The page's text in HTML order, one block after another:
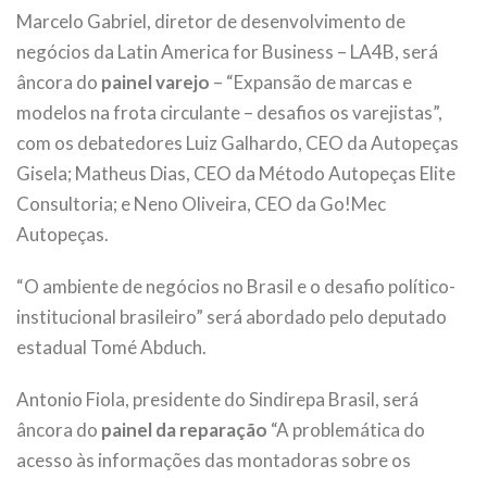
Marcelo Gabriel, diretor de desenvolvimento de
negócios da Latin America for Business – LA4B, será
âncora do painel varejo – “Expansão de marcas e
modelos na frota circulante – desafios os varejistas”,
com os debatedores Luiz Galhardo, CEO da Autopeças
Gisela; Matheus Dias, CEO da Método Autopeças Elite
Consultoria; e Neno Oliveira, CEO da Go!Mec
Autopeças.
“O ambiente de negócios no Brasil e o desafio político-
institucional brasileiro” será abordado pelo deputado
estadual Tomé Abduch.
Antonio Fiola, presidente do Sindirepa Brasil, será
âncora do painel da reparação “A problemática do
acesso às informações das montadoras sobre os